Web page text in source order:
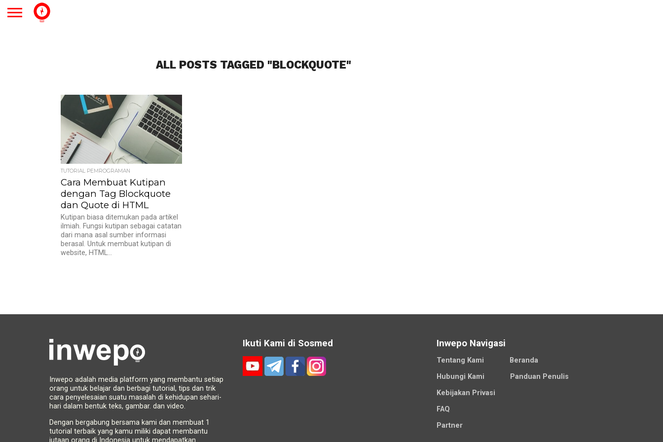
ALL POSTS TAGGED "BLOCKQUOTE"
TUTORIAL PEMROGRAMAN
Cara Membuat Kutipan
dengan Tag Blockquote
dan Quote di HTML
Kutipan biasa ditemukan pada artikel
ilmiah. Fungsi kutipan sebagai catatan
dari mana asal sumber informasi
berasal. Untuk membuat kutipan di
website, HTML...
Inwepo adalah media platform yang membantu setiap
orang untuk belajar dan berbagi tutorial, tips dan trik
cara penyelesaian suatu masalah di kehidupan sehari-
hari dalam bentuk teks, gambar. dan video.
Dengan bergabung bersama kami dan membuat 1
tutorial terbaik yang kamu miliki dapat membantu
jutaan orang di Indonesia untuk mendapatkan
Ikuti Kami di Sosmed Inwepo Navigasi
Tentang Kami
Beranda
Hubungi Kami
Panduan Penulis
Kebijakan Privasi
FAQ
Partner